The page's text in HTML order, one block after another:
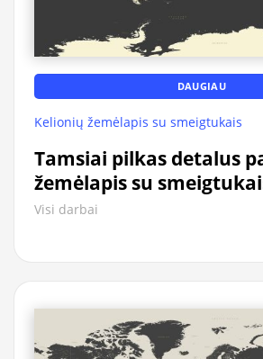
DAUGIAU
Kelionių žemėlapis su smeigtukais
Tamsiai pilkas detalus
žemėlapis su
Visi darbai